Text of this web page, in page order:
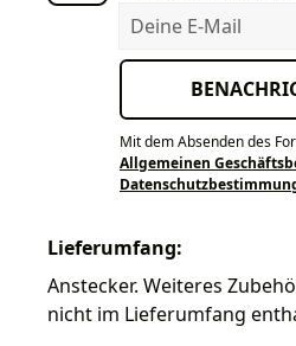
Deine E-Mail
Mit dem Absenden des
Allgemeinen
Lieferumfang:
Anstecker. Weiteres
nicht im Lieferumfang